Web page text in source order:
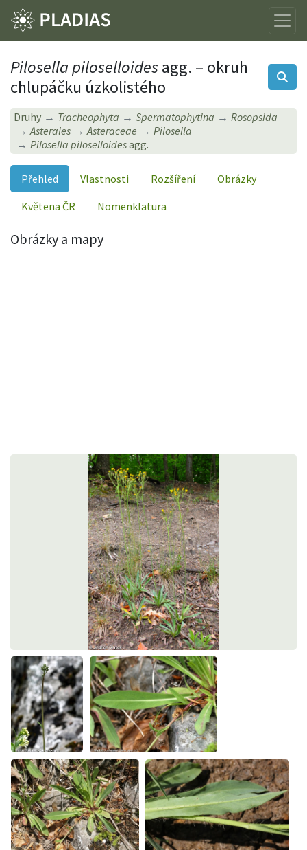
Pilosella piloselloides agg. – okruh
chlupáčku úzkolistého
Druhy Tracheophyta Spermatophytina
Rosopsida
Asterales
Asteraceae
Pilosella
Pilosella piloselloidesagg.
Přehled Vlastnosti Rozšíření
Obrázky
Květena ČR
Nomenklatura
Obrázky a mapy